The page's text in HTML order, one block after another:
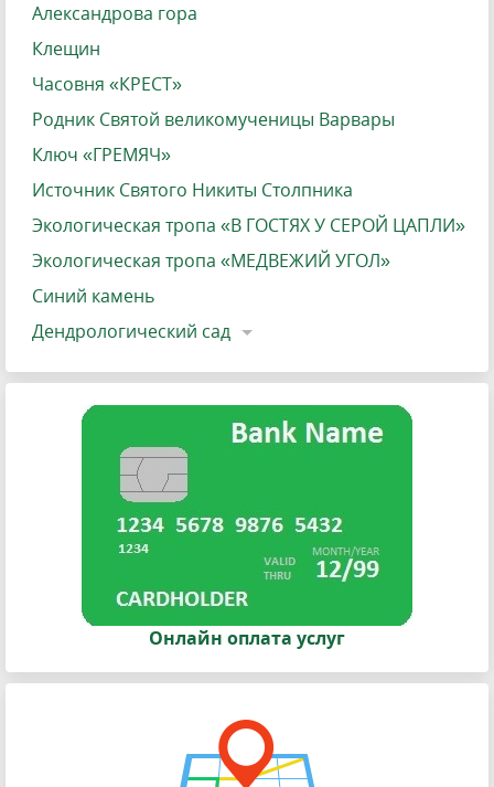
Александрова гора
Клещин
Часовня «КРЕСТ»
Родник Святой великомученицы Варвары
Ключ «ГРЕМЯЧ»
Источник Святого Никиты Столпника
Экологическая тропа «В ГОСТЯХ У СЕРОЙ ЦАПЛИ»
Экологическая тропа «МЕДВЕЖИЙ УГОЛ»
Синий камень
Дендрологический сад
Онлайн оплата услуг